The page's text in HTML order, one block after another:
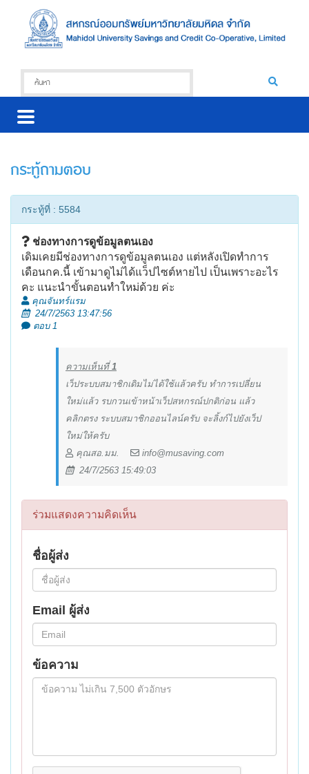
กระทู้ถามตอบ
กระทู้ที่ : 5584
ช่องทางการดูข้อมูลตนเอง
เดิมเคยมีช่องทางการดูข้อมูลตนเอง แต่หลังเปิดทำการ
เดือนกค.นี้ เข้ามาดูไม่ได้แว็ปไซต์หายไป เป็นเพราะอะไร
คะ แนะนำขั้นตอนทำใหม่ด้วย ค่ะ
คุณจันทร์แรม
24/7/2563 13:47:56
ตอบ 1
ความเห็นที่1
เว็ประบบสมาชิกเดิมไม่ได้ใช้แล้วครับ ทำการเปลี่ยน
ใหม่แล้ว รบกวนเข้าหน้าเว็ปสหกรณ์ปกติก่อน แล้ว
คลิกตรง ระบบสมาชิกออนไลน์ครับ จะลิ้งก์ไปยังเว็ป
ใหม่ให้ครับ
คุณสอ.มม.
info@musaving.com
24/7/2563 15:49:03
ร่วมแสดงความคิดเห็น
ชื่อผู้ส่ง
Email ผู้ส่ง
ข้อความ